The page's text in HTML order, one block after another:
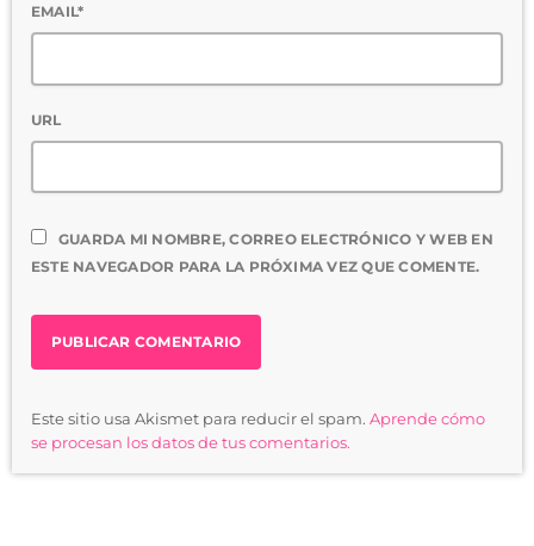
EMAIL*
URL
GUARDA MI NOMBRE, CORREO ELECTRÓNICO Y WEB EN
ESTE NAVEGADOR PARA LA PRÓXIMA VEZ QUE COMENTE.
Este sitio usa Akismet para reducir el spam. Aprende cómo
se procesan los datos de tus comentarios.